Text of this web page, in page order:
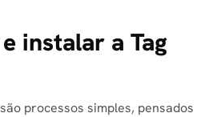
instalar a Tag
processos simples, pensados